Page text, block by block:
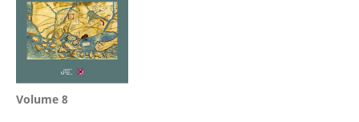
Volume 8